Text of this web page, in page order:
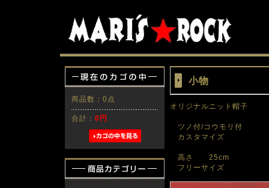
商品数：0点
合計： 0円
小物
オリジナルニット帽子
ツノ付/コウモリ付
カスタマイズ
高さ 25cm
フリーサイズ